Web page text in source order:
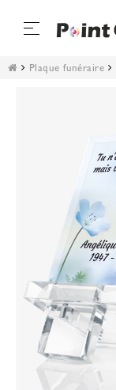
Basculer
navigation
☰
Plaque funéraire